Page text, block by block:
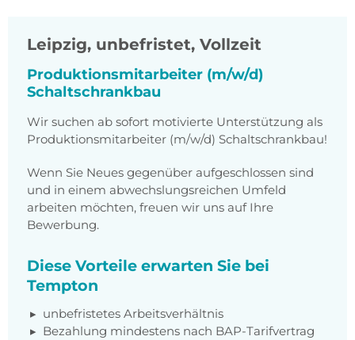
Leipzig, unbefristet, Vollzeit
Produktionsmitarbeiter (m/w/d)
Schaltschrankbau
Wir suchen ab sofort motivierte Unterstützung als
Produktionsmitarbeiter (m/w/d) Schaltschrankbau!
Wenn Sie Neues gegenüber aufgeschlossen sind
und in einem abwechslungsreichen Umfeld
arbeiten möchten, freuen wir uns auf Ihre
Bewerbung.
Diese Vorteile erwarten Sie bei
Tempton
unbefristetes Arbeitsverhältnis
Bezahlung mindestens nach BAP-Tarifvertrag